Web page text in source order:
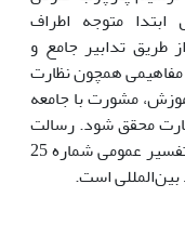
متوجه اطراف
طریق تدابیر جامع و
مفاهیمی همچون نظارت
مشورت با جامعه
محقق شود. رسالت
نوشتار توصیفی- تحلیلی حاضر با نظر به تفسیر عمومی شماره 25
است.